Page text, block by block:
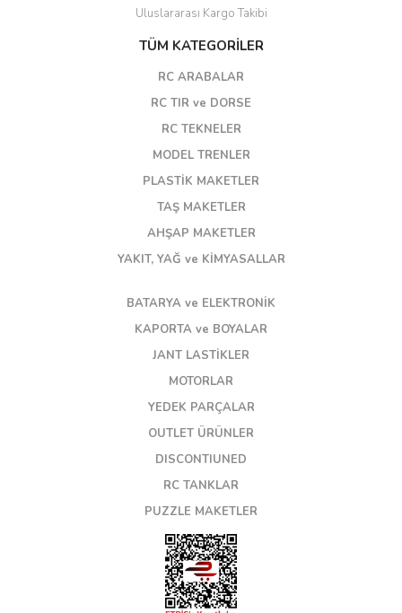
Uluslararası Kargo Takibi
TÜM KATEGORİLER
RC ARABALAR
RC TIR ve DORSE
RC TEKNELER
MODEL TRENLER
PLASTİK MAKETLER
TAŞ MAKETLER
AHŞAP MAKETLER
YAKIT, YAĞ ve KİMYASALLAR
BATARYA ve ELEKTRONİK
KAPORTA ve BOYALAR
JANT LASTİKLER
MOTORLAR
YEDEK PARÇALAR
OUTLET ÜRÜNLER
DISCONTIUNED
RC TANKLAR
PUZZLE MAKETLER